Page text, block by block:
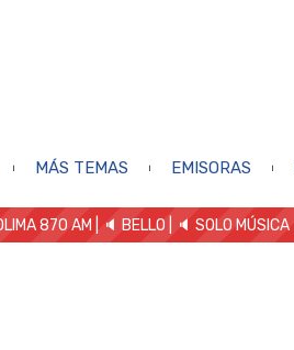
MÁS TEMAS EMISORAS
870 AM | 🔈 BELLO 🔈 SOLO MÚSICA